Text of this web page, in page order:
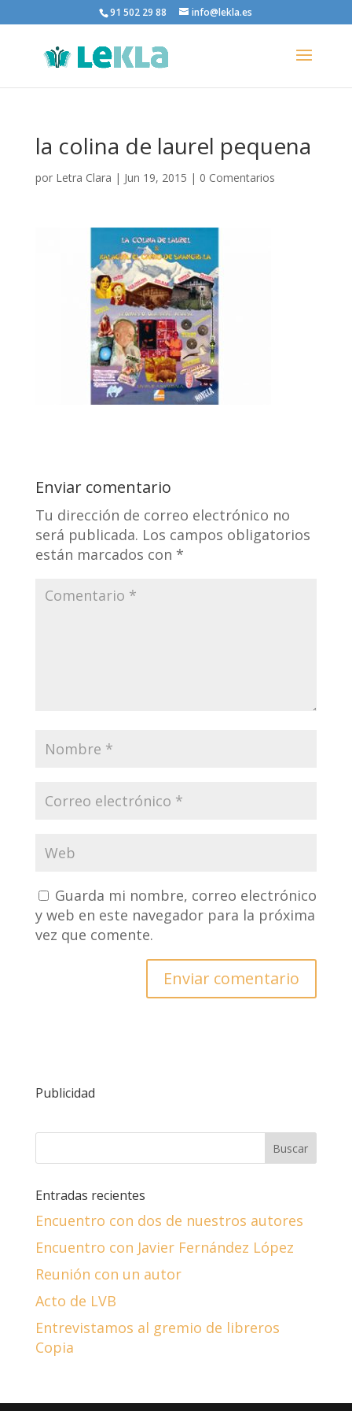
91 502 29 88 info@lekla.es
la colina de laurel pequena
por Letra Clara | Jun 19, 2015 | 0 Comentarios
Enviar comentario
Tu dirección de correo electrónico no
será publicada. Los campos obligatorios
están marcados con *
Guarda mi nombre, correo electrónico
y web en este navegador para la próxima
vez que comente.
Publicidad
Entradas recientes
Encuentro con dos de nuestros autores
Encuentro con Javier Fernández López
Reunión con un autor
Acto de LVB
Entrevistamos al gremio de libreros
Copia